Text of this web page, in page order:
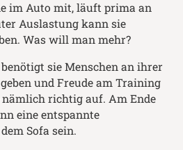
im Auto mit, läuft prima an
Auslastung kann sie
Was will man mehr?
sie Menschen an ihrer
und Freude am Training
nämlich richtig auf. Am Ende
eine entspannte
Sofa sein.